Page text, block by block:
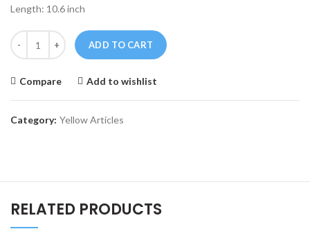
Length: 10.6 inch
Quantity
ADD TO CART
Compare Add to wishlist
Category: Yellow Articles
RELATED PRODUCTS
有其優良特點。